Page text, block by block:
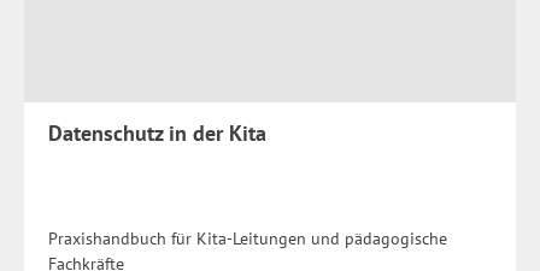
Datenschutz in der Kita
Praxishandbuch für Kita-Leitungen und pädagogische
Fachkräfte